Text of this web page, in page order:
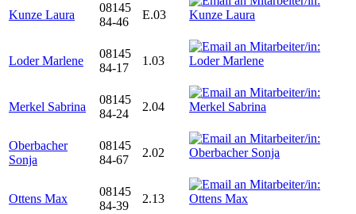
Kunze Laura
08145
84-46
E.03
Loder Marlene
08145
84-17
1.03
Merkel Sabrina
08145
84-24
2.04
Oberbacher
Sonja
08145
84-67
2.02
Ottens Max
08145
84-39
2.13